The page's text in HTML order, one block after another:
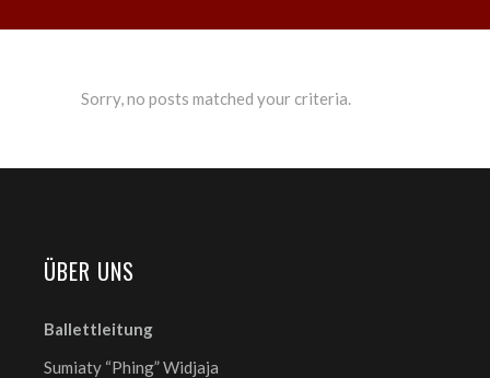
Sorry, no posts matched your criteria.
ÜBER UNS
Ballettleitung
Sumiaty “Phing” Widjaja